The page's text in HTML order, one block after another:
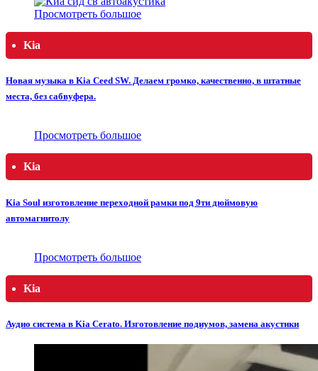
Просмотреть большое
Kia
Новая музыка в Kia Ceed SW. Делаем громко, качественно, в штатные
места, без сабвуфера.
Просмотреть большое
Kia
Kia Soul изготовление переходной рамки под 9ти дюймовую
автомагнитолу
Просмотреть большое
Kia
Аудио система в Kia Cerato. Изготовление подиумов, замена акустики